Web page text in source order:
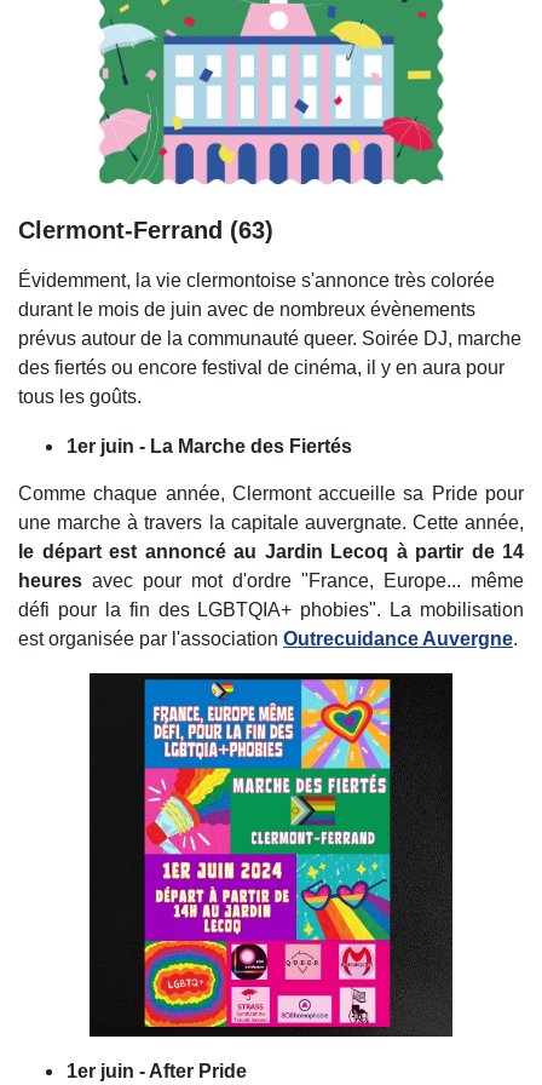
Clermont-Ferrand (63)
Évidemment, la vie clermontoise s'annonce très colorée
durant le mois de juin avec de nombreux évènements
prévus autour de la communauté queer. Soirée DJ, marche
des fiertés ou encore festival de cinéma, il y en aura pour
tous les goûts.
1er juin - La Marche des Fiertés
Comme chaque année, Clermont accueille sa Pride pour
une marche à travers la capitale auvergnate. Cette année,
le départ est annoncé au Jardin Lecoq à partir de 14
heures avec pour mot d'ordre "France, Europe... même
défi pour la fin des LGBTQIA+ phobies". La mobilisation
est organisée par l'association Outrecuidance Auvergne.
1er juin - After Pride